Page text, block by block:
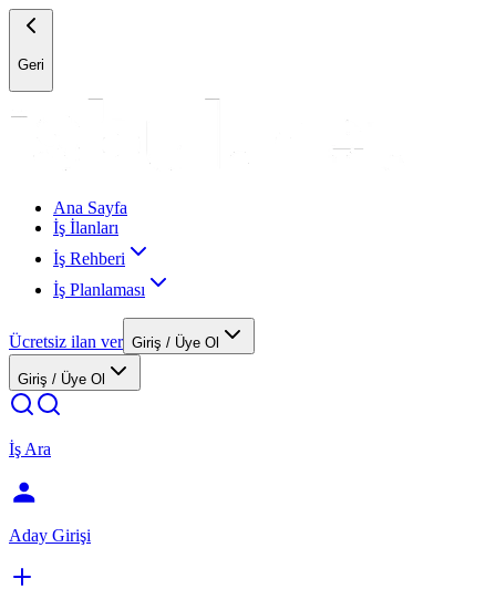
Geri
Ana Sayfa
İş İlanları
İş Rehberi
İş Planlaması
Ücretsiz ilan ver Giriş / Üye Ol
Giriş / Üye Ol
İş Ara
Aday Girişi